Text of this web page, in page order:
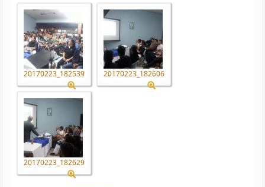
20170223_182539 20170223_182606
20170223_182629